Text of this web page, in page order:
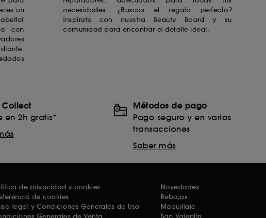
un
!
con
necesidades. ¿Buscas el regalo perfecto?
Inspírate con nuestra Beauty Board y su
comunidad para encontrar el detalle ideal.
Collect
en 2h gratis*
Métodos de pago
Pago seguro y en varias
transacciones
Saber más
de privacidad y cookies
de cookies
legal y Condiciones Generales de Uso
Generales de Venta
Novedades
Rebajas
Maquillaje
San Valentín